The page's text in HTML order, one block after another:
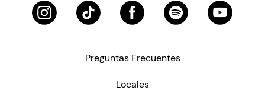
Preguntas Frecuentes
Locales